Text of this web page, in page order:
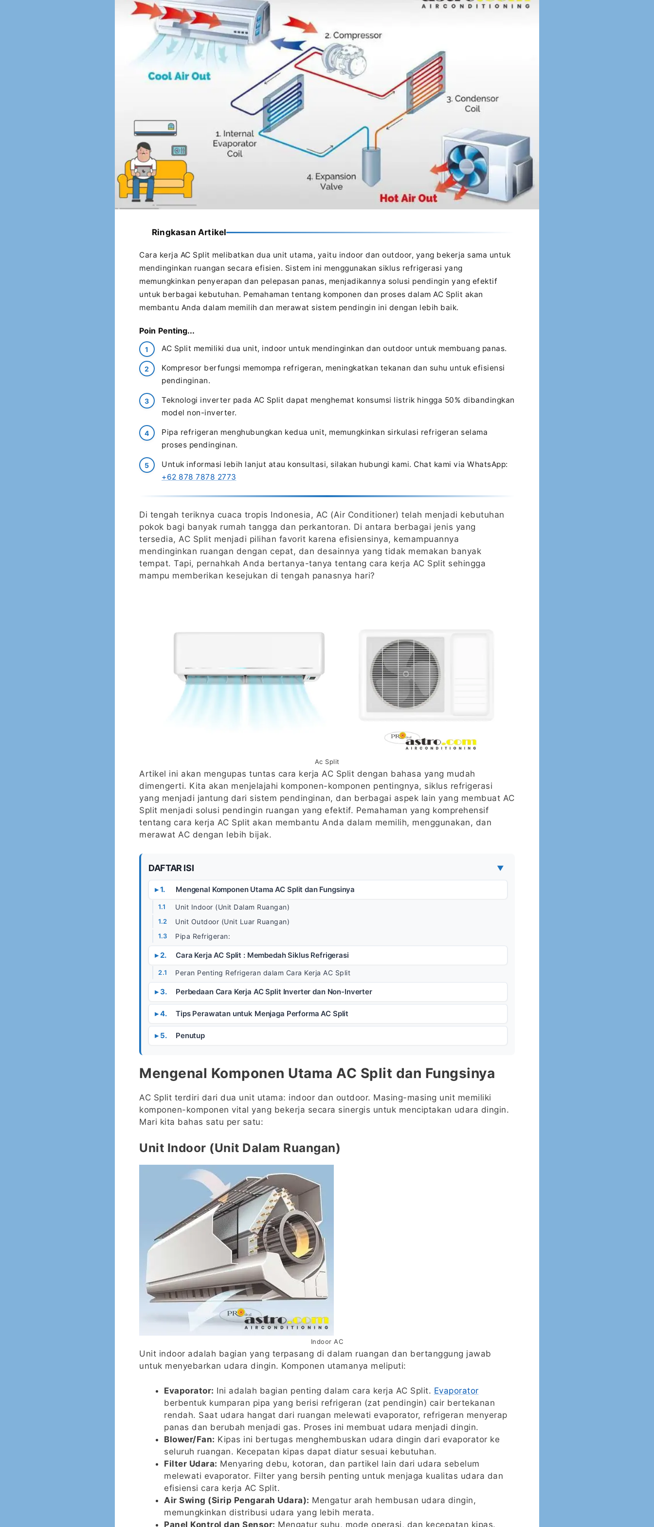
Ringkasan Artikel
Cara kerja AC Split melibatkan dua unit utama, yaitu indoor dan outdoor, yang bekerja sama untuk
mendinginkan ruangan secara efisien. Sistem ini menggunakan siklus refrigerasi yang
memungkinkan penyerapan dan pelepasan panas, menjadikannya solusi pendingin yang efektif
untuk berbagai kebutuhan. Pemahaman tentang komponen dan proses dalam AC Split akan
membantu Anda dalam memilih dan merawat sistem pendingin ini dengan lebih baik.
Poin Penting...
AC Split memiliki dua unit, indoor untuk mendinginkan dan outdoor untuk membuang panas.
Kompresor berfungsi memompa refrigeran, meningkatkan tekanan dan suhu untuk efisiensi
pendinginan.
Teknologi inverter pada AC Split dapat menghemat konsumsi listrik hingga 50% dibandingkan
model non-inverter.
Pipa refrigeran menghubungkan kedua unit, memungkinkan sirkulasi refrigeran selama
proses pendinginan.
Untuk informasi lebih lanjut atau konsultasi, silakan hubungi kami. Chat kami via WhatsApp:
+62 878 7878 2773
Di tengah teriknya cuaca tropis Indonesia, AC (Air Conditioner) telah menjadi kebutuhan
pokok bagi banyak rumah tangga dan perkantoran. Di antara berbagai jenis yang
tersedia, AC Split menjadi pilihan favorit karena efisiensinya, kemampuannya
mendinginkan ruangan dengan cepat, dan desainnya yang tidak memakan banyak
tempat. Tapi, pernahkah Anda bertanya-tanya tentang cara kerja AC Split sehingga
mampu memberikan kesejukan di tengah panasnya hari?
Ac Split
Artikel ini akan mengupas tuntas cara kerja AC Split dengan bahasa yang mudah
dimengerti. Kita akan menjelajahi komponen-komponen pentingnya, siklus refrigerasi
yang menjadi jantung dari sistem pendinginan, dan berbagai aspek lain yang membuat AC
Split menjadi solusi pendingin ruangan yang efektif. Pemahaman yang komprehensif
tentang cara kerja AC Split akan membantu Anda dalam memilih, menggunakan, dan
merawat AC dengan lebih bijak.
DAFTAR ISI ▼
Mengenal Komponen Utama AC Split dan Fungsinya
Unit Indoor (Unit Dalam Ruangan)
Unit Outdoor (Unit Luar Ruangan)
Pipa Refrigeran:
Cara Kerja AC Split : Membedah Siklus Refrigerasi
Peran Penting Refrigeran dalam Cara Kerja AC Split
Perbedaan Cara Kerja AC Split Inverter dan Non-Inverter
Tips Perawatan untuk Menjaga Performa AC Split
Penutup
Mengenal Komponen Utama AC Split dan Fungsinya
AC Split terdiri dari dua unit utama: indoor dan outdoor. Masing-masing unit memiliki
komponen-komponen vital yang bekerja secara sinergis untuk menciptakan udara dingin.
Mari kita bahas satu per satu:
Unit Indoor (Unit Dalam Ruangan)
Indoor AC
Unit indoor adalah bagian yang terpasang di dalam ruangan dan bertanggung jawab
untuk menyebarkan udara dingin. Komponen utamanya meliputi:
Evaporator: Ini adalah bagian penting dalam cara kerja AC Split. Evaporator
berbentuk kumparan pipa yang berisi refrigeran (zat pendingin) cair bertekanan
rendah. Saat udara hangat dari ruangan melewati evaporator, refrigeran menyerap
panas dan berubah menjadi gas. Proses ini membuat udara menjadi dingin.
Blower/Fan: Kipas ini bertugas menghembuskan udara dingin dari evaporator ke
seluruh ruangan. Kecepatan kipas dapat diatur sesuai kebutuhan.
Filter Udara: Menyaring debu, kotoran, dan partikel lain dari udara sebelum
melewati evaporator. Filter yang bersih penting untuk menjaga kualitas udara dan
efisiensi cara kerja AC Split.
Air Swing (Sirip Pengarah Udara): Mengatur arah hembusan udara dingin,
memungkinkan distribusi udara yang lebih merata.
Panel Kontrol dan Sensor: Mengatur suhu, mode operasi, dan kecepatan kipas.